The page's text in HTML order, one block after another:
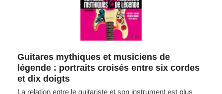
Guitares mythiques et musiciens de
légende : portraits croisés entre six cordes
et dix doigts
La relation entre le guitariste et son instrument est plus